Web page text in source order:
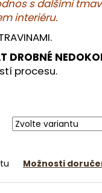
s dalšími
interiéru.
DROBNÉ
procesu.
Možnosti
MÍSA S